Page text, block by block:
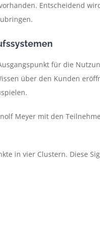
Entscheidend
für die
über den Kunden
Meyer mit den
in vier Clustern. Diese